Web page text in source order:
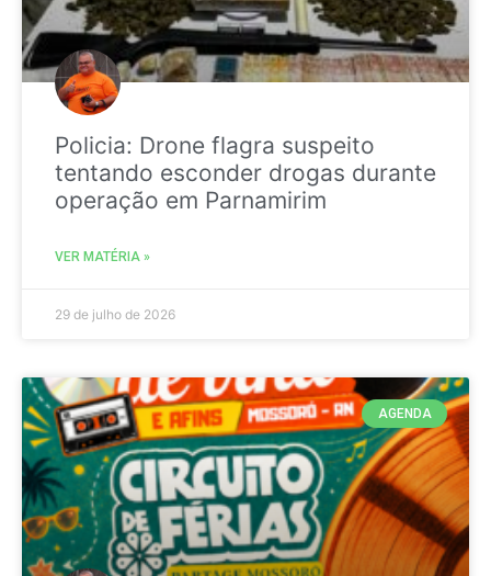
Policia: Drone flagra suspeito
tentando esconder drogas durante
operação em Parnamirim
VER MATÉRIA »
29 de julho de 2026
AGENDA